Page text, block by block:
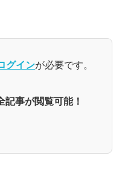
グインが必要です。
記事が閲覧可能！